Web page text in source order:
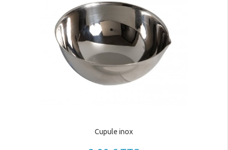
Cupule inox